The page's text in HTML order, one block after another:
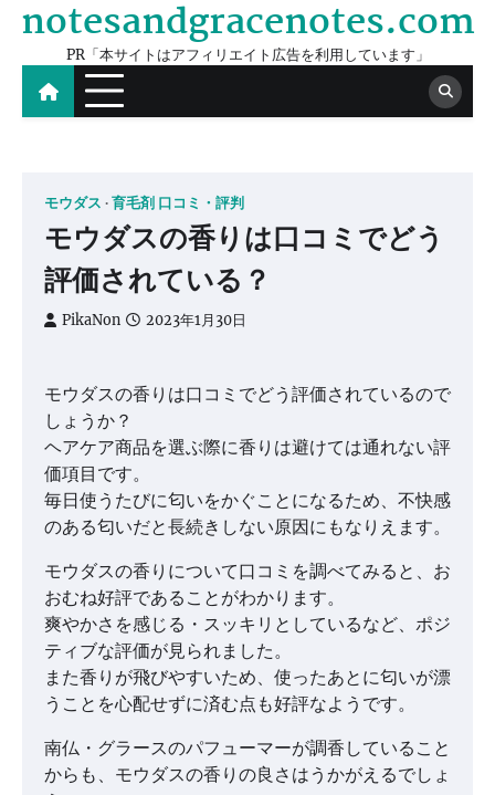
Skip
content
notesandgracenotes.com
PR「本サイトはアフィリエイト広告を利用しています」
モウダス 育毛剤 口コミ・評判
モウダスの香りは口コミでどう
評価されている？
PikaNon 2023年1月30日
モウダスの香りは口コミでどう評価されているので
しょうか？
ヘアケア商品を選ぶ際に香りは避けては通れない評
価項目です。
毎日使うたびに匂いをかぐことになるため、不快感
のある匂いだと長続きしない原因にもなりえます。
モウダスの香りについて口コミを調べてみると、お
おむね好評であることがわかります。
爽やかさを感じる・スッキリとしているなど、ポジ
ティブな評価が見られました。
また香りが飛びやすいため、使ったあとに匂いが漂
うことを心配せずに済む点も好評なようです。
南仏・グラースのパフューマーが調香していること
からも、モウダスの香りの良さはうかがえるでしょ